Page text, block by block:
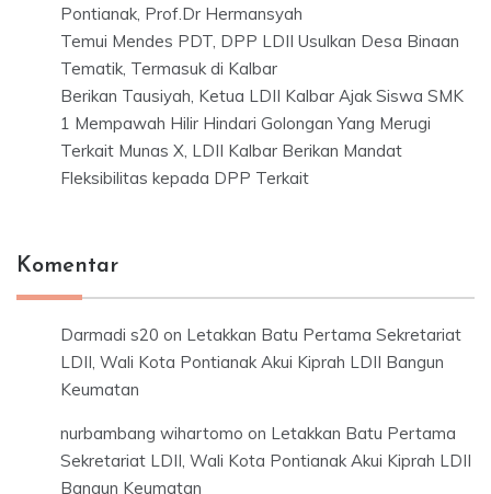
Pontianak, Prof.Dr Hermansyah
Temui Mendes PDT, DPP LDII Usulkan Desa Binaan
Tematik, Termasuk di Kalbar
Berikan Tausiyah, Ketua LDII Kalbar Ajak Siswa SMK
1 Mempawah Hilir Hindari Golongan Yang Merugi
Terkait Munas X, LDII Kalbar Berikan Mandat
Fleksibilitas kepada DPP Terkait
Komentar
Darmadi s20 on Letakkan Batu Pertama Sekretariat
LDII, Wali Kota Pontianak Akui Kiprah LDII Bangun
Keumatan
nurbambang wihartomo on Letakkan Batu Pertama
Sekretariat LDII, Wali Kota Pontianak Akui Kiprah LDII
Bangun Keumatan